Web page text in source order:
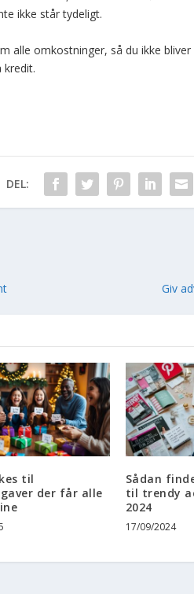
ikke står tydeligt.
alle omkostninger, så du ikke
kredit.
DEL:
Giv
til
der får alle
Sådan
til trendy
2024
17/09/2024